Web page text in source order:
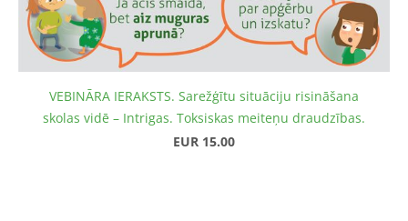
VEBINĀRA IERAKSTS. Sarežģītu situāciju risināšana
skolas vidē – Intrigas. Toksiskas meiteņu draudzības.
EUR 15.00